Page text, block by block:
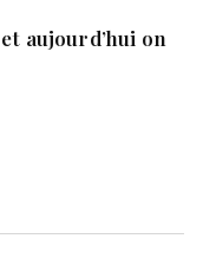
aujourd’hui on